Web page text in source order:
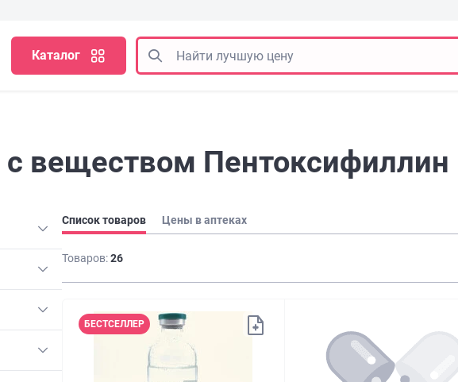
Каталог
веществом Пентоксифиллин
Список товаров Цены в аптеках
Товаров:26
БЕСТСЕЛЛЕР